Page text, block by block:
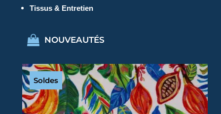
Tissus & Entretien
NOUVEAUTÉS
Soldes